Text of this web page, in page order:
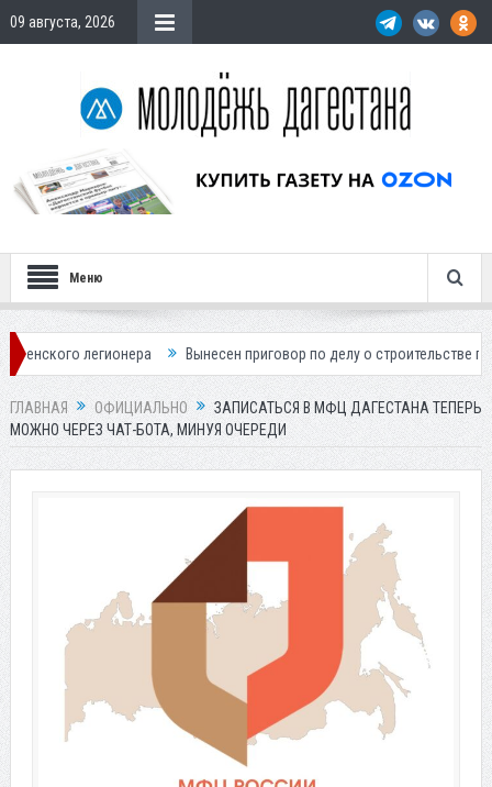
09 августа, 2026
Меню
легионера Вынесен приговор по делу о строительстве гостиницы у
ГЛАВНАЯ ОФИЦИАЛЬНО
ЗАПИСАТЬСЯ В МФЦ ДАГЕСТАНА ТЕПЕРЬ
МОЖНО ЧЕРЕЗ ЧАТ-БОТА, МИНУЯ ОЧЕРЕДИ